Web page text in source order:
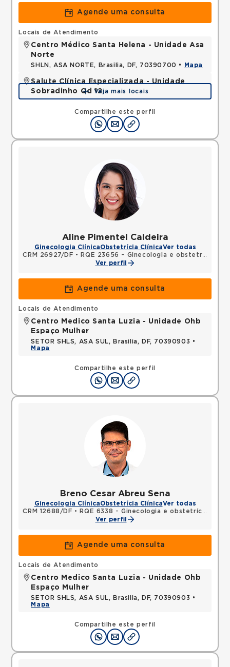
Agende uma consulta
Compartilhe este perfil
Locais de Atendimento
Centro Médico Santa Helena - Unidade Asa
Norte
SHLN, ASA NORTE, Brasilia, DF, 70390700 • Mapa
Salute Clínica Especializada - Unidade
Sobradinho Qd 12
QUADRA, SOBRADINHO, Brasilia, DF, 73010120 •
Veja mais locais
Aline Pimentel Caldeira
Ginecologia ClínicaObstetrícia ClínicaVer todas
CRM 26927/DF •
RQE 23656 - Ginecologia e obstetrícia
Ver perfil
Agende uma consulta
Compartilhe este perfil
Locais de Atendimento
Centro Medico Santa Luzia - Unidade Ohb
Espaço Mulher
SETOR SHLS, ASA SUL, Brasilia, DF, 70390903 •
Mapa
Breno Cesar Abreu Sena
Ginecologia ClínicaObstetrícia ClínicaVer todas
CRM 12688/DF •
RQE 6338 - Ginecologia e obstetrícia
Ver perfil
Agende uma consulta
Compartilhe este perfil
Locais de Atendimento
Centro Medico Santa Luzia - Unidade Ohb
Espaço Mulher
SETOR SHLS, ASA SUL, Brasilia, DF, 70390903 •
Mapa